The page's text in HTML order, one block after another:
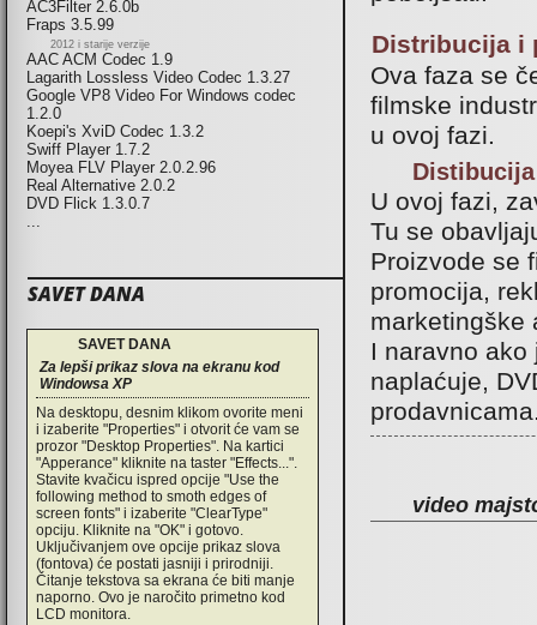
AC3Filter 2.6.0b
Fraps 3.5.99
2012 i starije verzije
AAC ACM Codec 1.9
Lagarith Lossless Video Codec 1.3.27
Google VP8 Video For Windows codec
1.2.0
Koepi's XviD Codec 1.3.2
Swiff Player 1.7.2
Moyea FLV Player 2.0.2.96
Real Alternative 2.0.2
DVD Flick 1.3.0.7
...
SAVET DANA
SAVET DANA
Za lepši prikaz slova na ekranu kod
Windowsa XP
Na desktopu, desnim klikom ovorite meni
i izaberite "Properties" i otvorit će vam se
prozor "Desktop Properties". Na kartici
"Apperance" kliknite na taster "Effects...".
Stavite kvačicu ispred opcije "Use the
following method to smoth edges of
screen fonts" i izaberite "ClearType"
opciju. Kliknite na "OK" i gotovo.
Uključivanjem ove opcije prikaz slova
(fontova) će postati jasniji i prirodniji.
Čitanje tekstova sa ekrana će biti manje
naporno. Ovo je naročito primetno kod
LCD monitora.
Distribucija i
Ova faza se
filmske
u ovoj fazi.
U ovoj fazi,
Tu se
Proizvode se
promocija,
marketingške
I naravno
naplaćuje,
video